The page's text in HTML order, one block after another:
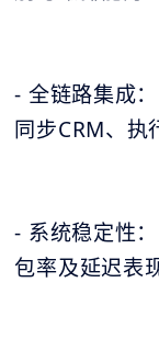
- 全链路集成
同步CRM、执
- 系统稳定性
包率及延迟表现